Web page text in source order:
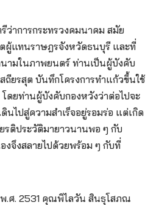
ว่าการกระทรวงคมนาคม สมัย
ผู้แทนราษฎรจังหวัดธนบุรี และที่
ามในภาพยนตร์ ท่านเป็นผู้บังคับ
ยรสุต บันทึกโครงการทำแก้วขึ้นใช้
ดยท่านผู้บังคับกองหวังว่าต่อไปจะ
นไปสู่ความสำเร็จอยู่รอมร่อ แต่เกิด
ติประวัติมายาวนานพอ ๆ กับ
งจึงสลายไปด้วยพร้อม ๆ กับที่
.ศ. 2531 คุณพิไลวัน สินธุโสภณ